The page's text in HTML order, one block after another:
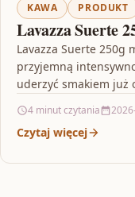
KAWA PRODUKT
Lavazza Suerte
Lavazza Suerte 250g
przyjemną
uderzyć smakiem już
4 minut czytania
Czytaj więcej